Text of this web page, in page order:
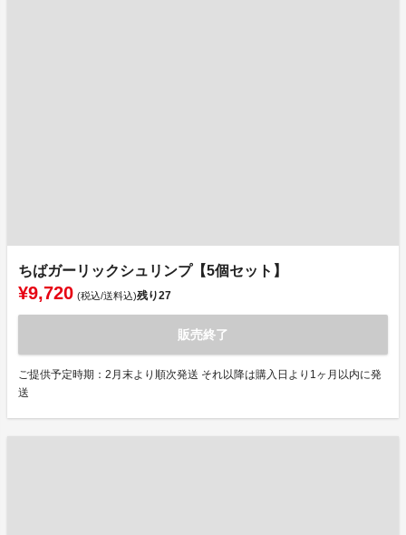
ちばガーリックシュリンプ【5個セット】
¥9,720 (税込/送料込)残り27
販売終了
ご提供予定時期：2月末より順次発送 それ以降は購入日より1ヶ月以内に発
送